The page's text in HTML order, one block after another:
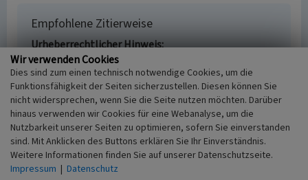
Empfohlene Zitierweise
Urheberrechtlicher Hinweis
Der hier präsentierte Inhalt steht unter der freien
Lizenz CC BY 4.0 (Namensnennung). Die angezeigten
Medien unterliegen möglicherweise zusätzlichen
urheberrechtlichen Bedingungen, die an diesen
ausgewiesen sind.
Empfohlene Zitierweise
Jana Wermeyer, Michael Stevens & Stefan
Kronsbein: „Quelle des Beller Bachs in Mülfort”. In:
Wir verwenden Cookies
Dies sind zum einen technisch notwendige Cookies, um die
Funktionsfähigkeit der Seiten sicherzustellen. Diesen können Sie
nicht widersprechen, wenn Sie die Seite nutzen möchten. Darüber
hinaus verwenden wir Cookies für eine Webanalyse, um die
Nutzbarkeit unserer Seiten zu optimieren, sofern Sie einverstanden
sind. Mit Anklicken des Buttons erklären Sie Ihr Einverständnis.
Weitere Informationen finden Sie auf unserer Datenschutzseite.
Impressum | Datenschutz